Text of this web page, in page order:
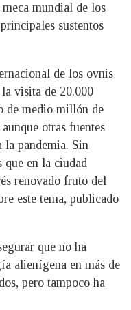
mundial de los
sustentos
de los ovnis
visita de 20.000
de medio millón de
otras fuentes
la pandemia. Sin
que en la ciudad
renovado fruto del
este tema, publicado
que no ha
alienígena en más de
pero tampoco ha